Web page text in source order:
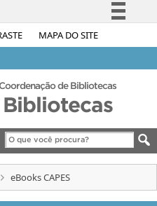
MAPA DO SITE
Simplifique!
Acesso à informação
Canais
de Bibliotecas
eBooks CAPES